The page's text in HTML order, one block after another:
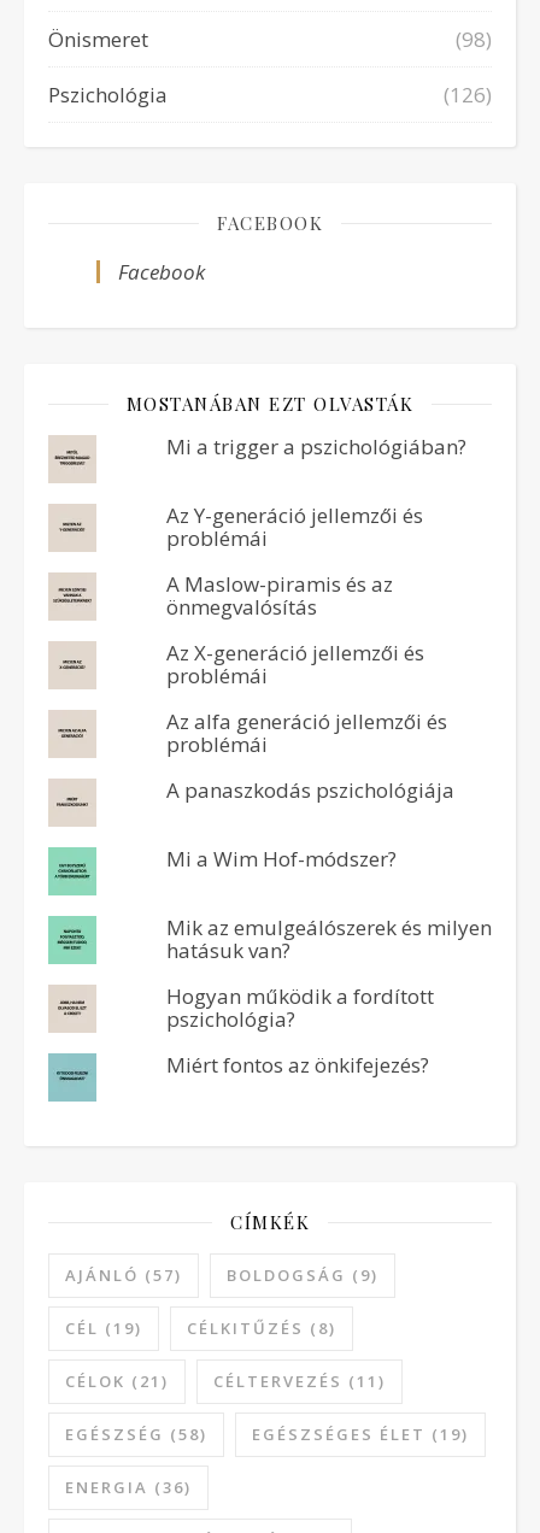
Önismeret
(98)
Pszichológia
(126)
FACEBOOK
Facebook
MOSTANÁBAN EZT OLVASTÁK
Mi a trigger a pszichológiában?
Az Y-generáció jellemzői és
problémái
A Maslow-piramis és az
önmegvalósítás
Az X-generáció jellemzői és
problémái
Az alfa generáció jellemzői és
problémái
A panaszkodás pszichológiája
Mi a Wim Hof-módszer?
Mik az emulgeálószerek és milyen
hatásuk van?
Hogyan működik a fordított
pszichológia?
Miért fontos az önkifejezés?
CÍMKÉK
AJÁNLÓ (57) BOLDOGSÁG (9)
CÉL (19) CÉLKITŰZÉS (8)
CÉLOK (21) CÉLTERVEZÉS (11)
EGÉSZSÉG (58) EGÉSZSÉGES ÉLET (19)
ENERGIA (36)